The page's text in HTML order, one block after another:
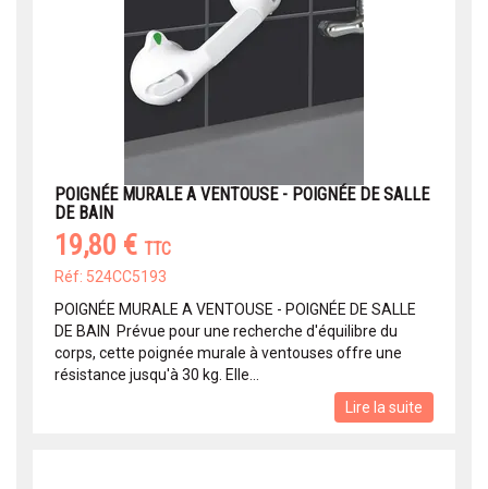
POIGNÉE MURALE A VENTOUSE - POIGNÉE DE SALLE
DE BAIN
19,80 € TTC
Réf: 524CC5193
POIGNÉE MURALE A VENTOUSE - POIGNÉE DE SALLE
DE BAIN Prévue pour une recherche d'équilibre du
corps, cette poignée murale à ventouses offre une
résistance jusqu'à 30 kg. Elle...
Lire la suite